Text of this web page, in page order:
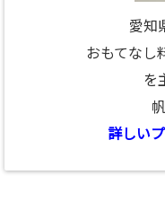
愛知
おもてなし
を
詳しい